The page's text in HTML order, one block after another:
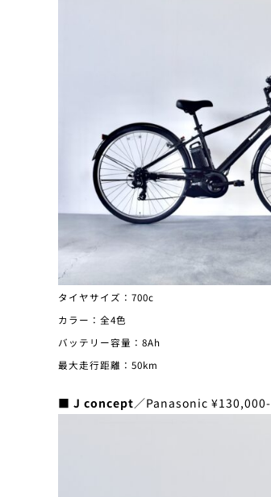
タイヤサイズ：700c
カラー：全4色
バッテリー容量：8Ah
最大走行距離：50km
■ J concept／Panasonic ¥130,000-